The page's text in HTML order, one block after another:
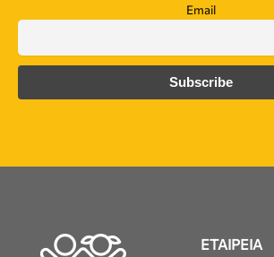
Email
ΕΤΑΙΡΕΙΑ